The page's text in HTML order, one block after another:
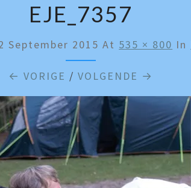
EJE_7357
September 2015 At 535 × 800 In
← VORIGE / VOLGENDE →